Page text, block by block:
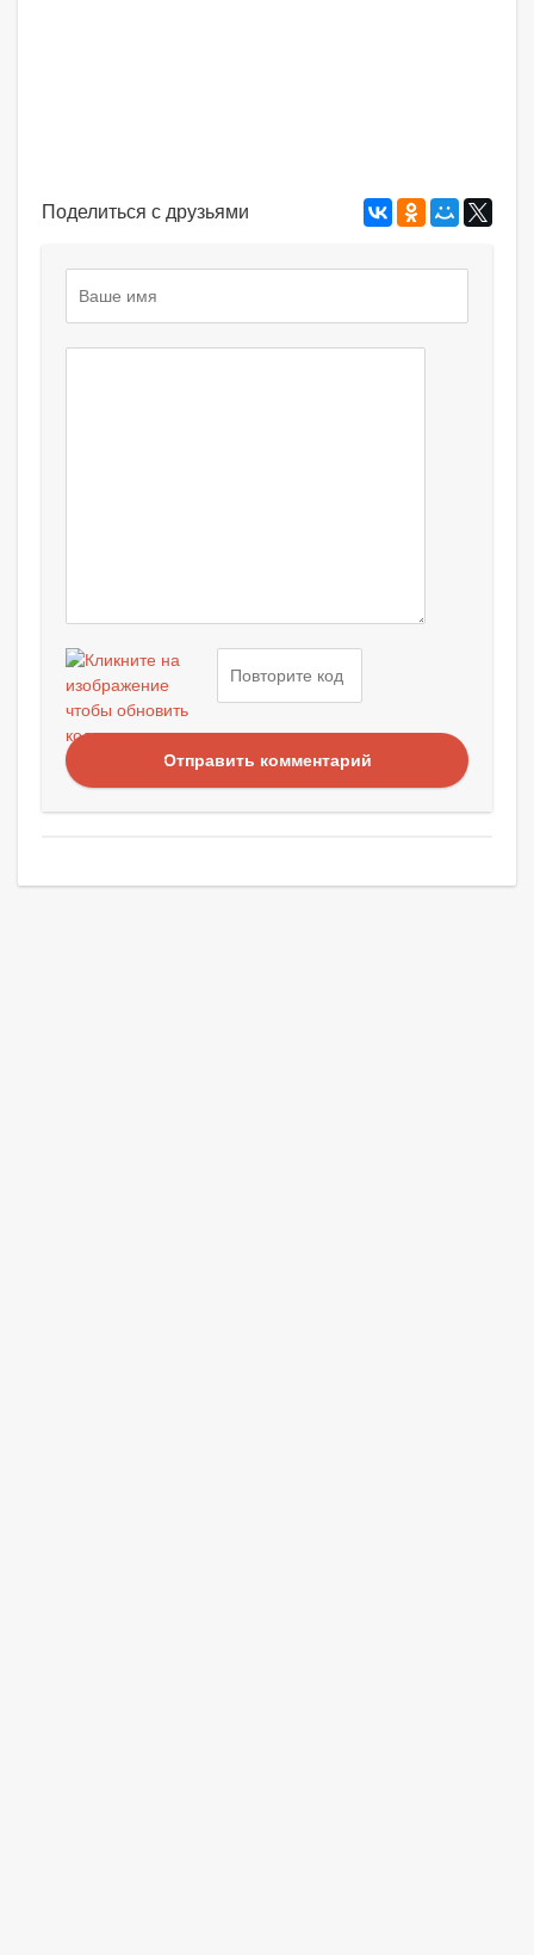
Поделиться с друзьями
Отправить комментарий